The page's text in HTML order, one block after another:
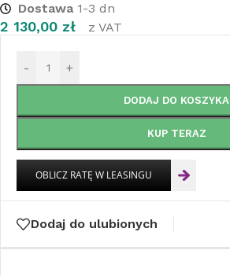
Dostawa1-3 dn
2 130,00 zł z VAT
- +
DODAJ DO KOSZYKA
KUP TERAZ
Dodaj do ulubionych